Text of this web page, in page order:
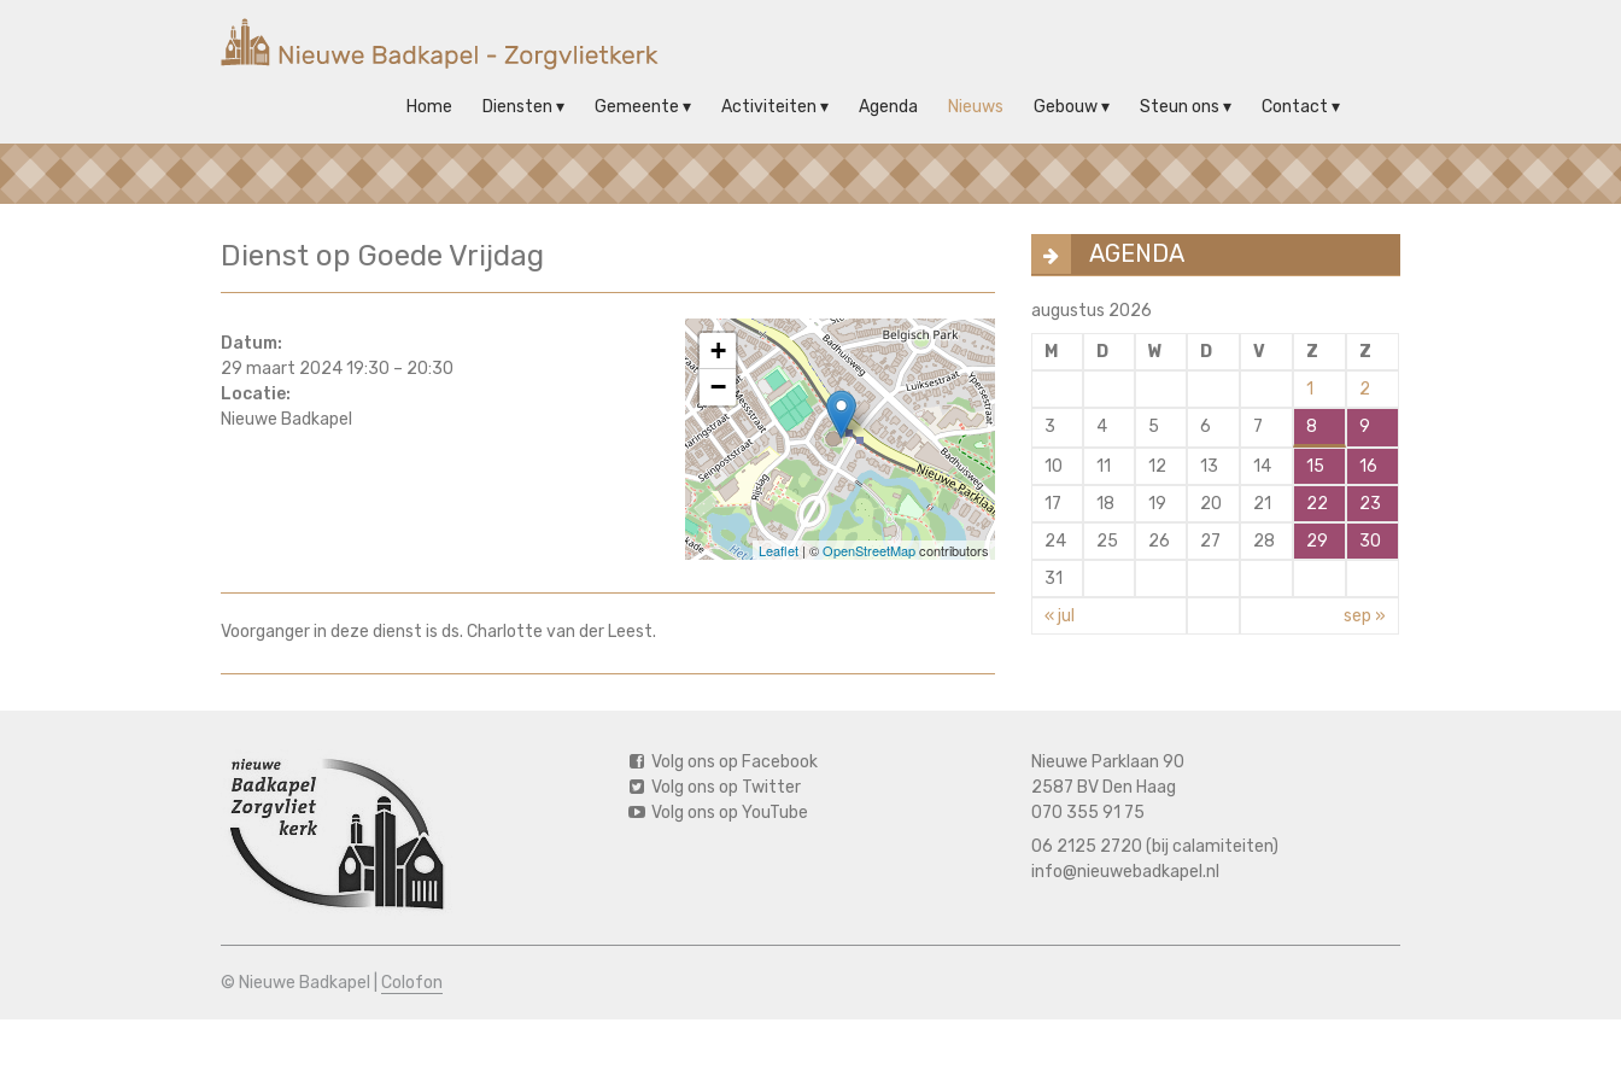
Nieuwe
Kerk
op
Home Diensten Gemeente Activiteiten Agenda Nieuws Gebouw Steun ons Contact
Dienst op Goede Vrijdag
Datum:
29 maart 2024 19:30 – 20:30
Locatie:
Nieuwe Badkapel
+
−
Leaflet| ©OpenStreetMapcontributors
Voorganger in deze dienst is ds. Charlotte van der Leest.
AGENDA
augustus 2026
M
D W D V Z
Z
1
2
3
4 5 6 7 8
9
10
11 12 13 14 15
16
17
18 19 20 21 22
23
24
25 26 27 28 29
30
31
« jul
sep »
Volg ons op Facebook
Volg ons op Twitter
Volg ons op YouTube
Nieuwe Parklaan 90
2587 BV Den Haag
070 355 91 75
06 2125 2720 (bij calamiteiten)
info@nieuwebadkapel.nl
© Nieuwe Badkapel | Colofon